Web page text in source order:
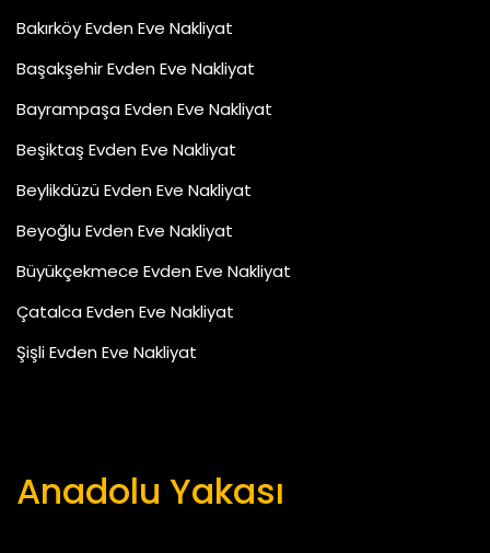
Bakırköy Evden Eve Nakliyat
Başakşehir Evden Eve Nakliyat
Bayrampaşa Evden Eve Nakliyat
Beşiktaş Evden Eve Nakliyat
Beylikdüzü Evden Eve Nakliyat
Beyoğlu Evden Eve Nakliyat
Büyükçekmece Evden Eve Nakliyat
Çatalca Evden Eve Nakliyat
Şişli Evden Eve Nakliyat
Anadolu Yakası